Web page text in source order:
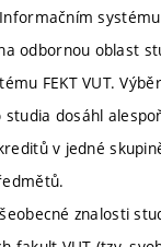
odbornou oblast
FEKT VUT.
studia dosáhl
v jedné
znalosti